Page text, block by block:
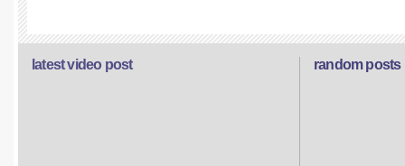
random posts
latest video post